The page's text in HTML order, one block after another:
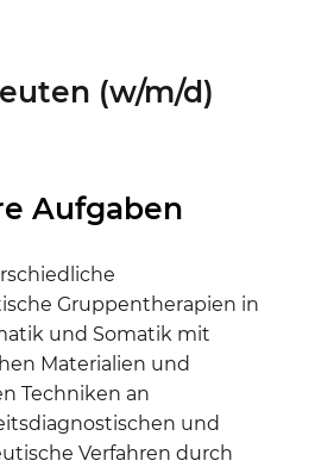
(w/m/d)
Aufgaben
Gruppentherapien in
und Somatik mit
Materialien und
Techniken an
und
Verfahren durch